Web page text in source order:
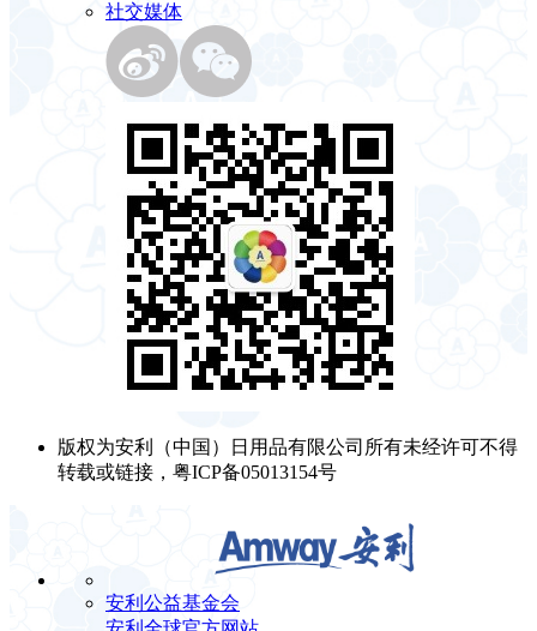
社交媒体
版权为安利（中国）日用品有限公司所有未经许可不得
转载或链接，粤ICP备05013154号
安利公益基金会